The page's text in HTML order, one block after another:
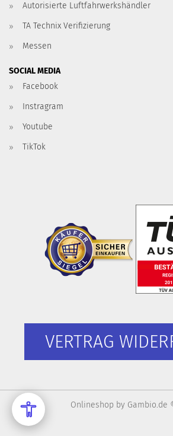
Autorisierte Luftfahrwerkshändler
TA Technix Verifizierung
Messen
SOCIAL MEDIA
Facebook
Instragram
Youtube
TikTok
VERTRAG
Onlineshop by Gambio.de